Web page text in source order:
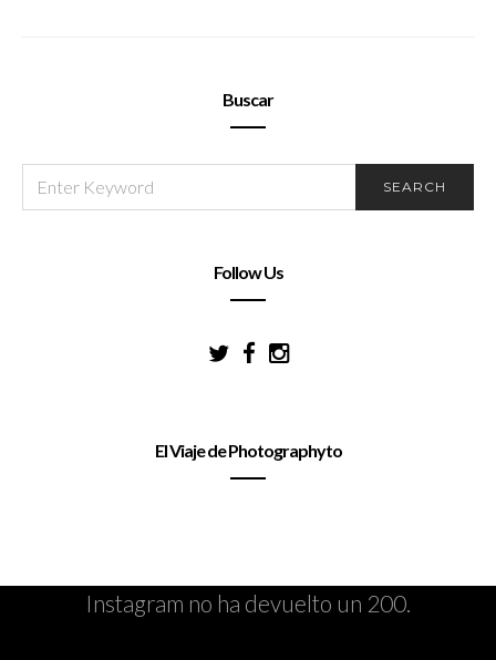
Buscar
FOR:
SEARCH
Follow Us
El Viaje de Photographyto
Instagram no ha devuelto un 200.